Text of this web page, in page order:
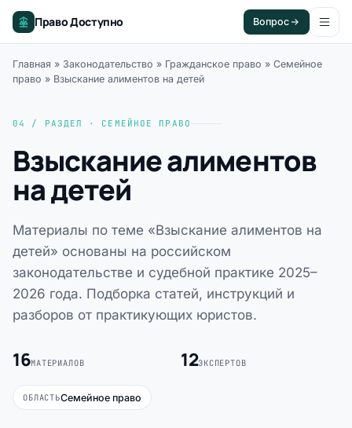
Право Доступно Вопрос
Главная » Законодательство » Гражданское право » Семейное
право » Взыскание алиментов на детей
04 / РАЗДЕЛ · СЕМЕЙНОЕ ПРАВО
Взыскание алиментов
на детей
Материалы по теме «Взыскание алиментов на
детей» основаны на российском
законодательстве и судебной практике 2025–
2026 года. Подборка статей, инструкций и
разборов от практикующих юристов.
16МАТЕРИАЛОВ 12ЭКСПЕРТОВ
ОБЛАСТЬСемейное право